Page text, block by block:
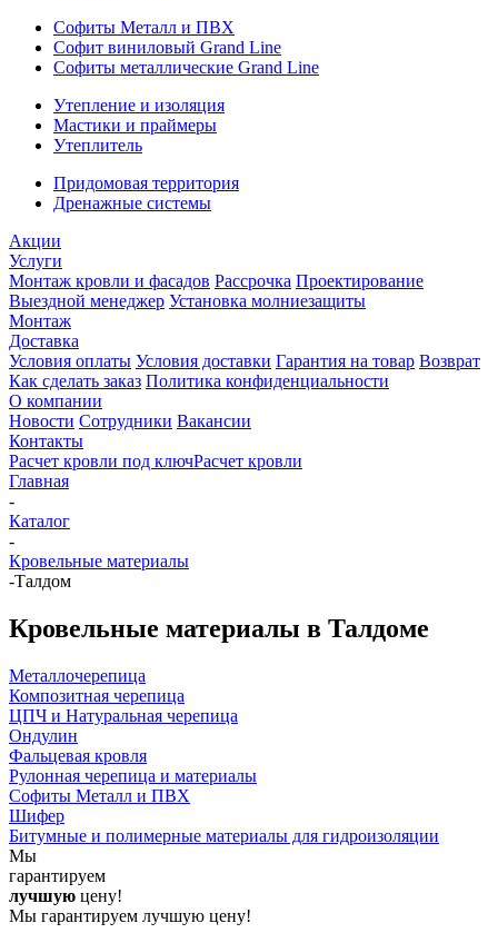
Софиты Металл и ПВХ
Софит виниловый Grand Line
Софиты металлические Grand Line
Утепление и изоляция
Мастики и праймеры
Утеплитель
Придомовая территория
Дренажные системы
Акции
Услуги
Монтаж кровли и фасадов Рассрочка Проектирование
Выездной менеджер Установка молниезащиты
Монтаж
Доставка
Условия оплаты Условия доставки Гарантия на товар Возврат
Как сделать заказ Политика конфиденциальности
О компании
Новости Сотрудники Вакансии
Контакты
Расчет кровли под ключРасчет кровли
Главная
-
Каталог
-
Кровельные материалы
-Талдом
Кровельные материалы в Талдоме
Металлочерепица
Композитная черепица
ЦПЧ и Натуральная черепица
Ондулин
Фальцевая кровля
Рулонная черепица и материалы
Софиты Металл и ПВХ
Шифер
Битумные и полимерные материалы для гидроизоляции
Мы
гарантируем
лучшую цену!
Мы гарантируем лучшую цену!